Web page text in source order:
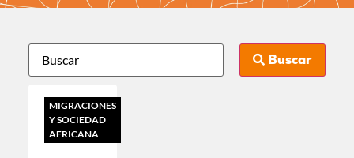
Buscar
MIGRACIONES
Y SOCIEDAD
AFRICANA